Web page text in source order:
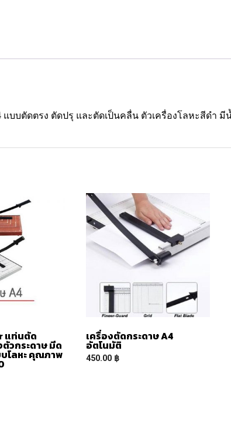
บบตัดตรง ตัดปรุ และตัดเป็นคลื่น ตัวเครื่องโลหะสีดำ มี
แท่นตัด
ตัวกระดาษ มีด
โลหะ คุณภาพ
เครื่องตัดกระดาษ A4
อัตโนมัติ
450.00 ฿